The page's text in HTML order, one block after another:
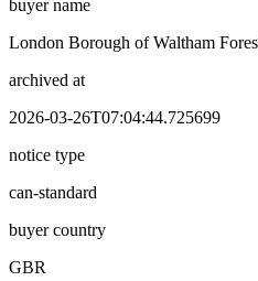
buyer name
London Borough of Waltham
archived at
2026-03-26T07:04:44.725699
notice type
can-standard
buyer country
GBR